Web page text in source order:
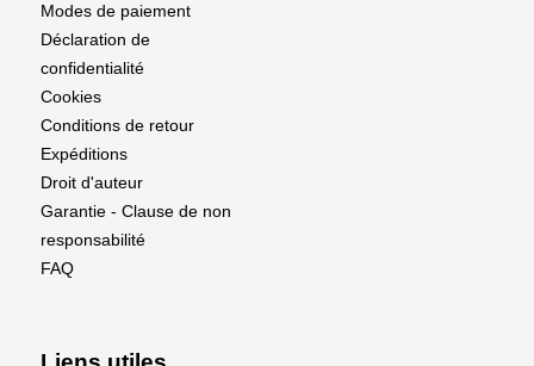
Modes de paiement
Déclaration de
confidentialité
Cookies
Conditions de retour
Expéditions
Droit d'auteur
Garantie - Clause de non
responsabilité
FAQ